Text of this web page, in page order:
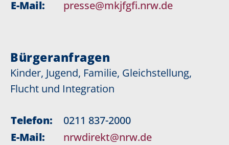
E-Mail: presse@mkjfgfi.nrw.de
Bürgeranfragen
Kinder, Jugend, Familie, Gleichstellung,
Flucht und Integration
Telefon:
0211 837-2000
E-Mail:
nrwdirekt@nrw.de